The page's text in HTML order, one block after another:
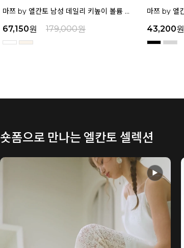
43,200원 159,000원 49,600원
숏폼으로 만나는 엘칸토 셀렉션
▶